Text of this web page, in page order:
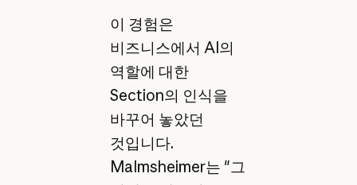
이 경험은
비즈니스에서 AI의
역할에 대한
Section의 인식을
바꾸어 놓았던
것입니다.
Malmsheimer는 "그